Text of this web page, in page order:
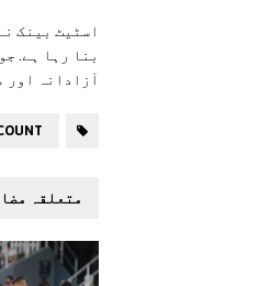
اسٹیٹ بینک
بنا رہا ہے.
آزادانہ اور
متعلقہ